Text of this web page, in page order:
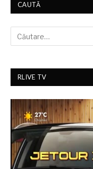
CAUTĂ
RLIVE TV